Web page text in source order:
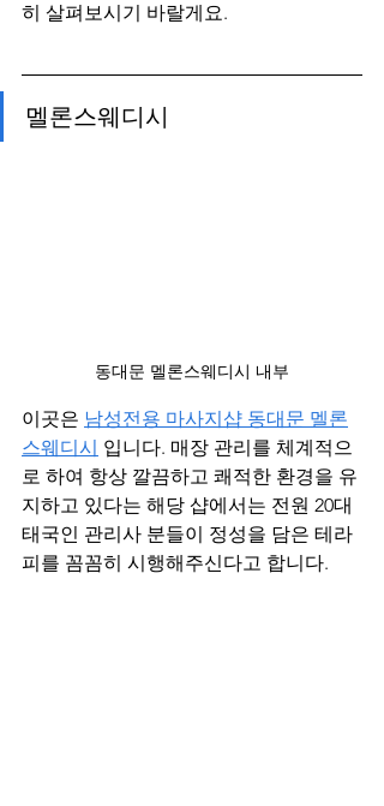
히 살펴보시기 바랄게요.
멜론스웨디시
동대문 멜론스웨디시 내부
이곳은 남성전용 마사지샵 동대문 멜론
스웨디시 입니다. 매장 관리를 체계적으
로 하여 항상 깔끔하고 쾌적한 환경을 유
지하고 있다는 해당 샵에서는 전원 20대
태국인 관리사 분들이 정성을 담은 테라
피를 꼼꼼히 시행해주신다고 합니다.